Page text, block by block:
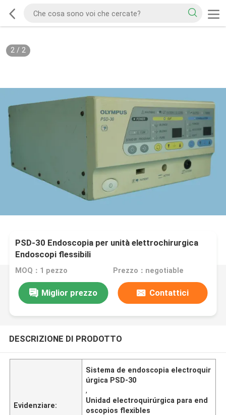
2/ 2
PSD-30 Endoscopia per unità elettrochirurgica
Endoscopi flessibili
MOQ：1 pezzo Prezzo：negotiable
Miglior prezzo Contattici
DESCRIZIONE DI PRODOTTO
Evidenziare:
Sistema de endoscopia electroquir
úrgica PSD-30
,
Unidad electroquirúrgica para end
oscopios flexibles